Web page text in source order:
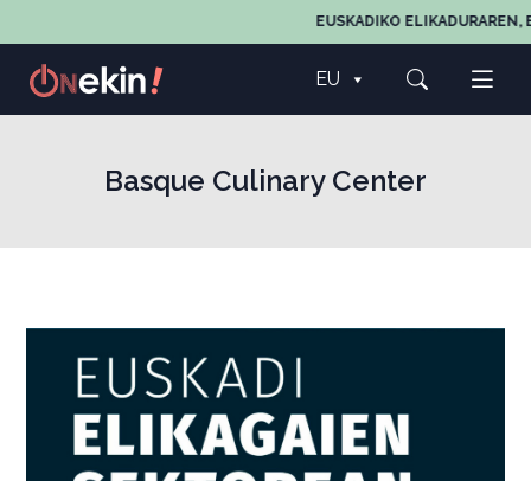
EUSKADIKO ELIKADURAREN,
EU
Basque Culinary Center